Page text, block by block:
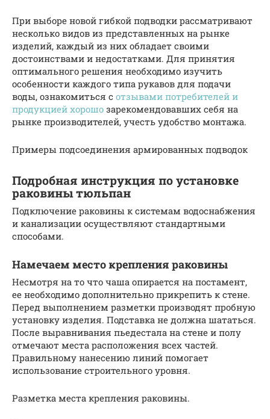
При выборе новой гибкой подводки рассматривают
несколько видов из представленных на рынке
изделий, каждый из них обладает своими
достоинствами и недостатками. Для принятия
оптимального решения необходимо изучить
особенности каждого типа рукавов для подачи
воды, ознакомиться с отзывами потребителей и
продукцией хорошо зарекомендовавших себя на
рынке производителей, учесть удобство монтажа.
Примеры подсоединения армированных подводок
Подробная инструкция по установке
раковины тюльпан
Подключение раковины к системам водоснабжения
и канализации осуществляют стандартными
способами.
Намечаем место крепления раковины
Несмотря на то что чаша опирается на постамент,
ее необходимо дополнительно прикрепить к стене.
Перед выполнением разметки производят пробную
установку изделия. Подставка не должна шататься.
После выравнивания пьедестала на стене и полу
отмечают места расположения всех частей.
Правильному нанесению линий помогает
использование строительного уровня.
Разметка места крепления раковины.